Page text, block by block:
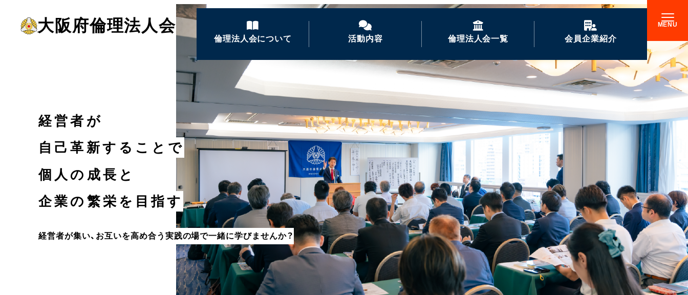
大阪府倫理法人会
倫理法人会について
倫理法人会とは
倫理を学ぶ
会長あいさつ
活動内容
経営者モーニングセ
ミナー
活力朝礼の推進
倫理経営講演会
ナイトセミナー・経営
者の集い
後継者倫理塾
委員会活動
活動予定
倫理法人会一覧 会員企業紹介
GENKIな会員企業の
ご紹介
経営者が
自己革新することで
個人の成長と
企業の繁栄を目指す
経営者が集い、お互いを高め合う 実践の場で一緒に学びませんか？